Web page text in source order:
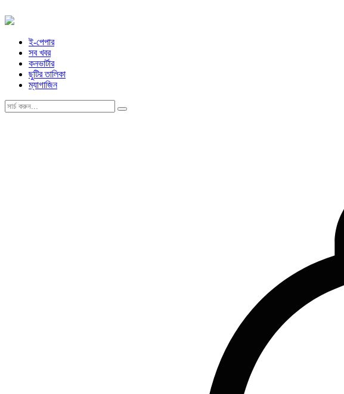
ই-পেপার
সব খবর
কনভার্টার
ছুটির তালিকা
ম্যাগাজিন